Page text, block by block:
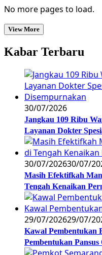
No more pages to load.
View More
Kabar Terbaru
30/07/2026
Jangkau 109 Ribu
Layanan Dokter
30/07/202630/07/
Masih Efektifkah
Tengah Kenaikan
29/07/202629/07/
Kawal Pembentukan
Pembentukan